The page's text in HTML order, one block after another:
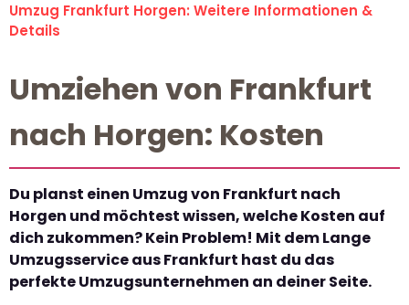
Umzug Frankfurt Horgen: Weitere Informationen &
Details
Umziehen von Frankfurt
nach Horgen: Kosten
Du planst einen Umzug von Frankfurt nach
Horgen und möchtest wissen, welche Kosten auf
dich zukommen? Kein Problem! Mit dem Lange
Umzugsservice aus Frankfurt hast du das
perfekte Umzugsunternehmen an deiner Seite.